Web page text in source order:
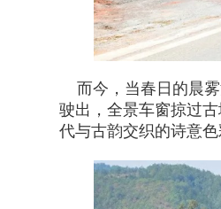
而今，当春日的晨雾
驶出，全景车窗掠过
代与古韵交织的诗意色